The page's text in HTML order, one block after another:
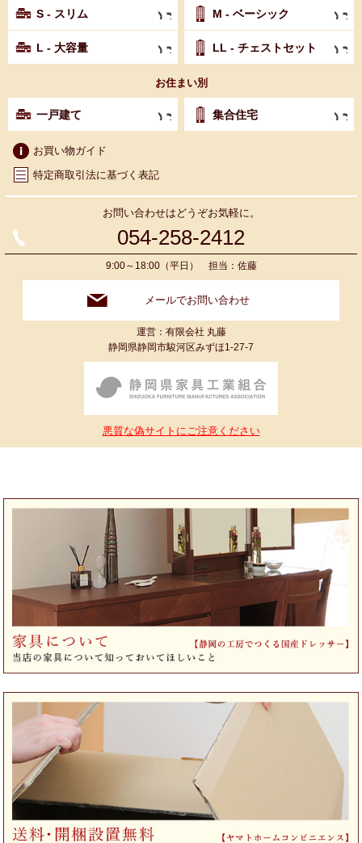
S - スリム M - ベーシック
L - 大容量 LL - チェストセット
お住まい別
一戸建て 集合住宅
お買い物ガイド
特定商取引法に基づく表記
お問い合わせはどうぞお気軽に。
054-258-2412
9:00～18:00（平日） 担当：佐藤
メールでお問い合わせ
運営：有限会社 丸藤
静岡県静岡市駿河区みずほ1-27-7
悪質な偽サイトにご注意ください